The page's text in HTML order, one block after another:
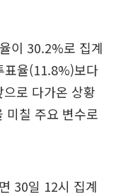
이 30.2%로 집계
표율(11.8%)보다
로 다가온 상황
미칠 주요 변수로
30일 12시 집계